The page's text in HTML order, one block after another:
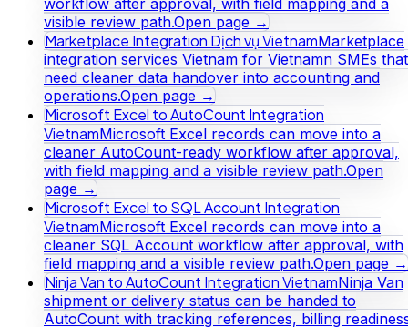
workflow after approval, with field mapping and a
visible review path.Open page →
Marketplace Integration Dịch vụ VietnamMarketplace
integration services Vietnam for Vietnamn SMEs that
need cleaner data handover into accounting and
operations.Open page →
Microsoft Excel to AutoCount Integration
VietnamMicrosoft Excel records can move into a
cleaner AutoCount-ready workflow after approval,
with field mapping and a visible review path.Open
page →
Microsoft Excel to SQL Account Integration
VietnamMicrosoft Excel records can move into a
cleaner SQL Account workflow after approval, with
field mapping and a visible review path.Open page →
Ninja Van to AutoCount Integration VietnamNinja Van
shipment or delivery status can be handed to
AutoCount with tracking references, billing